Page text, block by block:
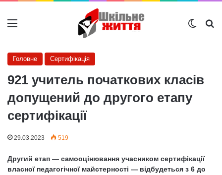
Меню
Головне Сертифікація
921 учитель початкових класів
допущений до другого етапу
сертифікації
29.03.2023 519
Другий етап — самооцінювання учасником сертифікації
власної педагогічної майстерності — відбудеться з 6 до